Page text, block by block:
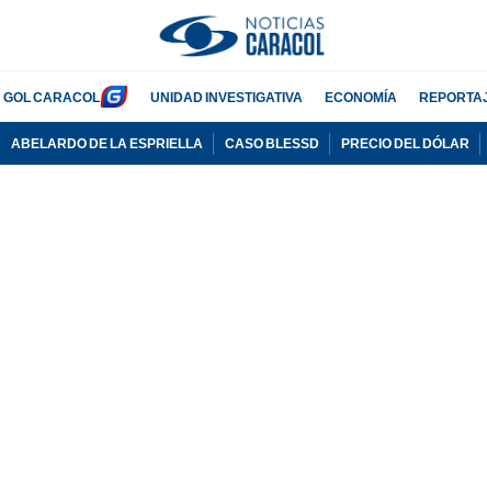
GOL CARACOL UNIDAD INVESTIGATIVA ECONOMÍA
ABELARDO DE LA ESPRIELLA CASO BLESSD PRECIO DEL DÓLAR